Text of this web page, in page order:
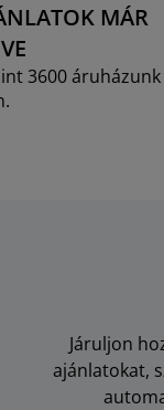
MÁR
3600 áruházunk
Járuljon
ajánlatokat,